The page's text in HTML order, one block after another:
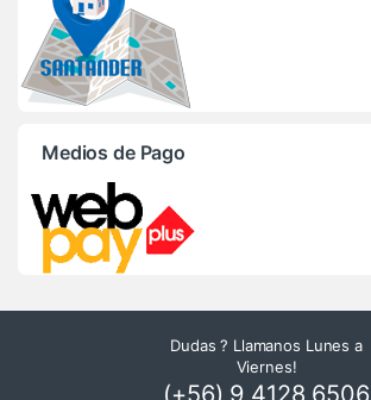
Medios de Pago
Dudas ? Llamanos Lunes a
Viernes!
(+56) 9 4128 6506